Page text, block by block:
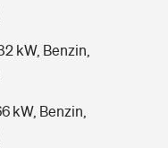
kW, Benzin,
kW, Benzin,